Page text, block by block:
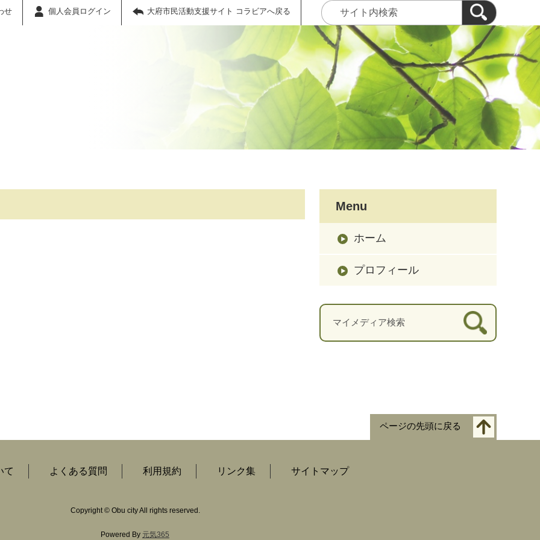
せ 個人会員ログイン 大府市民活動支援サイト コラビアへ戻る
Menu
ホーム
プロフィール
ページの先頭に戻る
て よくある質問 利用規約 リンク集 サイトマップ
Copyright © Obu city All rights reserved.
Powered By 元気365